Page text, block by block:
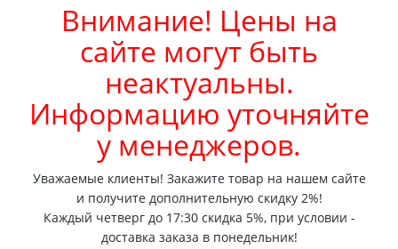
Внимание! Цены на
сайте могут быть
неактуальны.
Информацию уточняйте
у менеджеров.
Уважаемые клиенты! Закажите товар на нашем сайте
и получите дополнительную скидку 2%!
Каждый четверг до 17:30 скидка 5%, при условии -
доставка заказа в понедельник!